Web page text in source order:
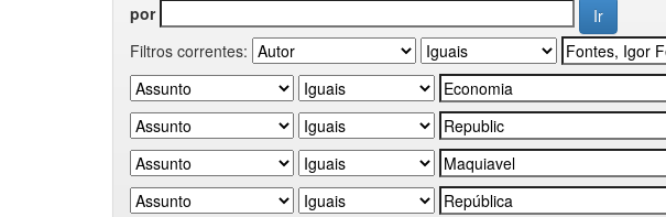
por
Filtros correntes: